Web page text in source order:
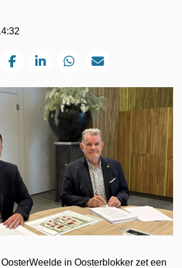
Deel via Twitter
Deel via Facebook
Deel via LinkedIn
Deel via WhatsApp
in Oosterblokker zet een